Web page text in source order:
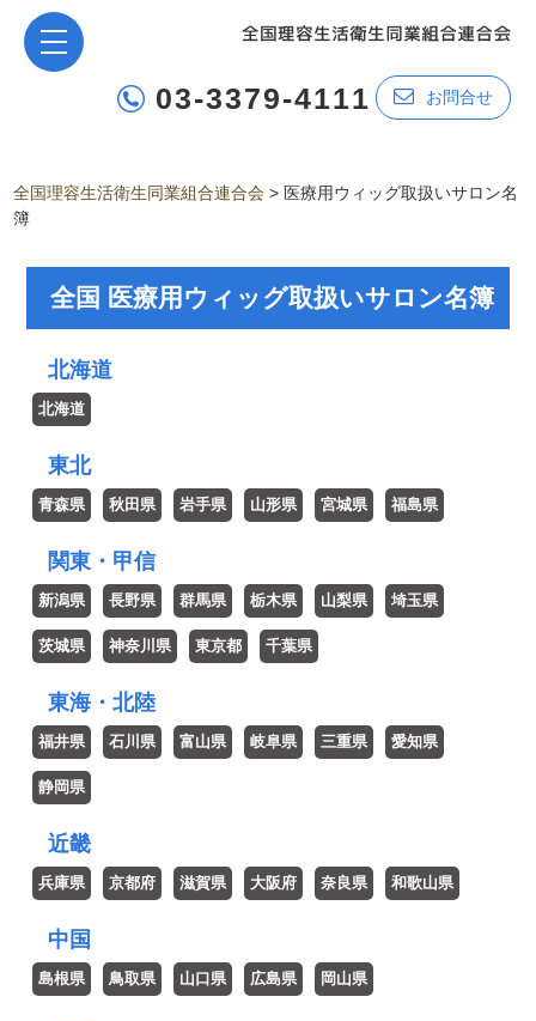
03-3379-4111 お問合せ
全国理容生活衛生同業組合連合会 > 医療用ウィッグ取扱いサロン名
簿
全国 医療用ウィッグ取扱いサロン名簿
北海道
東北
関東・甲信
東海・北陸
近畿
中国